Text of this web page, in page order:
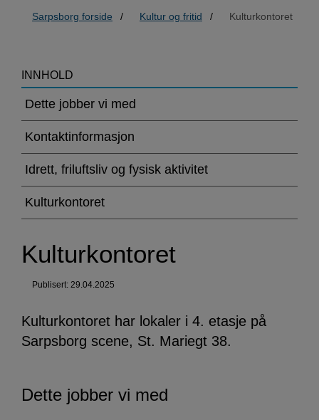
Sarpsborg forside Kultur og fritid Kulturkontoret
>Kulturkontoret
INNHOLD
Dette jobber vi med
Kontaktinformasjon
Idrett, friluftsliv og fysisk aktivitet
Kulturkontoret
Kulturkontoret
Publisert: 29.04.2025
Kulturkontoret har lokaler i 4. etasje på
Sarpsborg scene, St. Mariegt 38.
Dette jobber vi med